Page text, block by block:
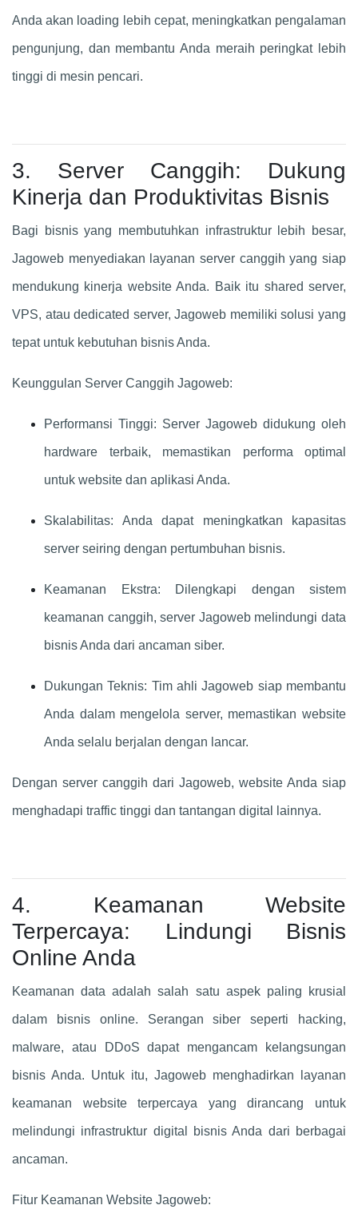
Anda akan loading lebih cepat, meningkatkan pengalaman
pengunjung, dan membantu Anda meraih peringkat lebih
tinggi di mesin pencari.
3. Server Canggih: Dukung
Kinerja dan Produktivitas Bisnis
Bagi bisnis yang membutuhkan infrastruktur lebih besar,
Jagoweb menyediakan layanan server canggih yang siap
mendukung kinerja website Anda. Baik itu shared server,
VPS, atau dedicated server, Jagoweb memiliki solusi yang
tepat untuk kebutuhan bisnis Anda.
Keunggulan Server Canggih Jagoweb:
Performansi Tinggi: Server Jagoweb didukung oleh
hardware terbaik, memastikan performa optimal
untuk website dan aplikasi Anda.
Skalabilitas: Anda dapat meningkatkan kapasitas
server seiring dengan pertumbuhan bisnis.
Keamanan Ekstra: Dilengkapi dengan sistem
keamanan canggih, server Jagoweb melindungi data
bisnis Anda dari ancaman siber.
Dukungan Teknis: Tim ahli Jagoweb siap membantu
Anda dalam mengelola server, memastikan website
Anda selalu berjalan dengan lancar.
Dengan server canggih dari Jagoweb, website Anda siap
menghadapi traffic tinggi dan tantangan digital lainnya.
4. Keamanan Website
Terpercaya: Lindungi Bisnis
Online Anda
Keamanan data adalah salah satu aspek paling krusial
dalam bisnis online. Serangan siber seperti hacking,
malware, atau DDoS dapat mengancam kelangsungan
bisnis Anda. Untuk itu, Jagoweb menghadirkan layanan
keamanan website terpercaya yang dirancang untuk
melindungi infrastruktur digital bisnis Anda dari berbagai
ancaman.
Fitur Keamanan Website Jagoweb: